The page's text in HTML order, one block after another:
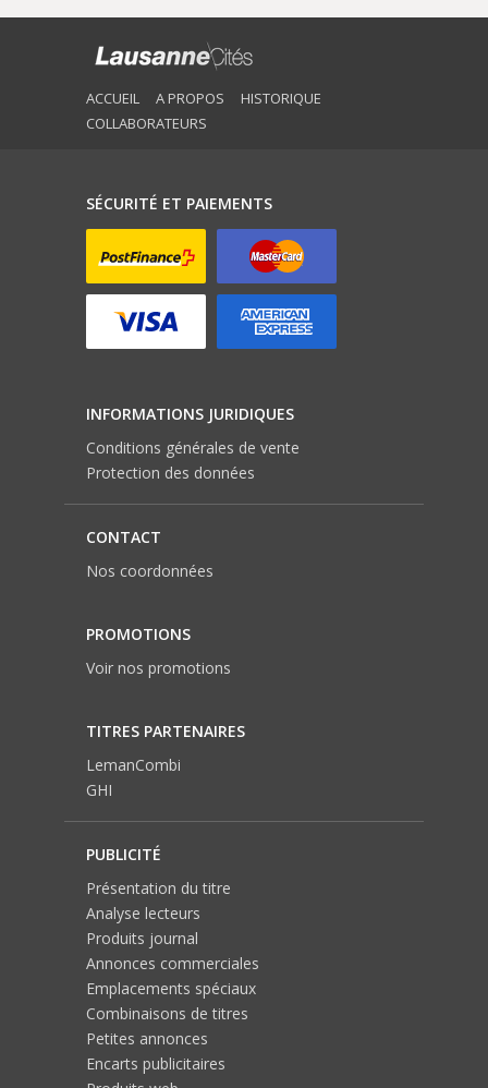
ACCUEIL A PROPOS
HISTORIQUE
COLLABORATEURS
SÉCURITÉ ET PAIEMENTS
INFORMATIONS JURIDIQUES
Conditions générales de vente
Protection des données
CONTACT
Nos coordonnées
PROMOTIONS
Voir nos promotions
TITRES PARTENAIRES
LemanCombi
GHI
PUBLICITÉ
Présentation du titre
Analyse lecteurs
Produits journal
Annonces commerciales
Emplacements spéciaux
Combinaisons de titres
Petites annonces
Encarts publicitaires